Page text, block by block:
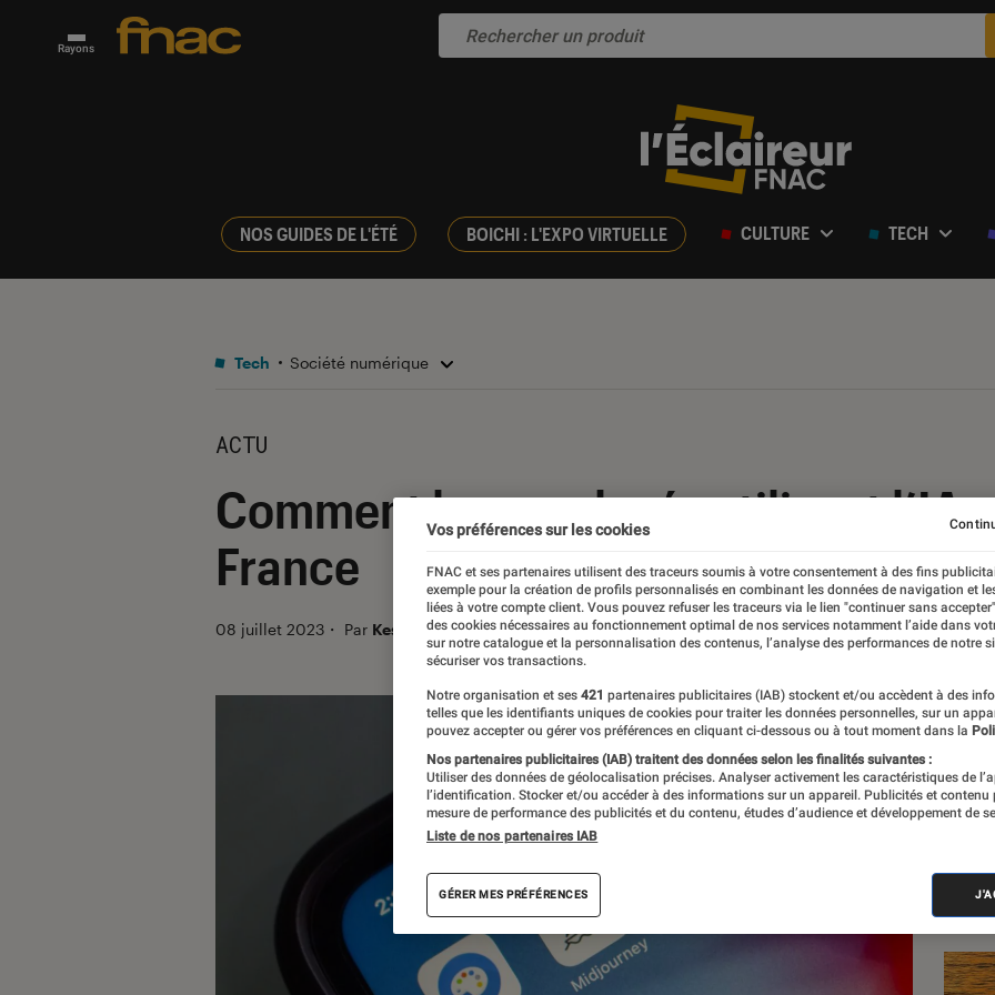
Rayons
NOS GUIDES DE L'ÉTÉ BOICHI : L'EXPO VIRTUELLE CULTURE TECH
Tech Société numérique
ACTU
Comment les employés utilisent l’IA
France
08 juillet 2023 ・ Par Kesso Diallo
Vos préférences sur les cookies
FNAC et ses partenaires utilisent des traceurs soumis à votre consentement à des fins
exemple pour la création de profils personnalisés en combinant les données de navigation et
liées à votre compte client. Vous pouvez refuser les traceurs via le lien "continuer sans
des cookies nécessaires au fonctionnement optimal de nos services notamment l’aide dans
sur notre catalogue et la personnalisation des contenus, l’analyse des performances de notre
sécuriser vos transactions.
Notre organisation et ses 421 partenaires publicitaires (IAB) stockent et/ou accèdent à des
telles que les identifiants uniques de cookies pour traiter les données personnelles, sur un
pouvez accepter ou gérer vos préférences en cliquant ci-dessous ou à tout moment dans la
Nos partenaires publicitaires (IAB) traitent des données selon les finalités suivantes :
Utiliser des données de géolocalisation précises. Analyser activement les caractéristiques de
l’identification. Stocker et/ou accéder à des informations sur un appareil. Publicités et contenu
mesure de performance des publicités et du contenu, études d’audience et développement de
Liste de nos partenaires IAB
GÉRER MES PRÉFÉRENCES